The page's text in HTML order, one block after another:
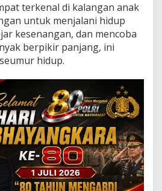
terkenal di kalangan anak
untuk menjalani hidup
kesenangan, dan mencoba
berpikir panjang, ini
hidup.